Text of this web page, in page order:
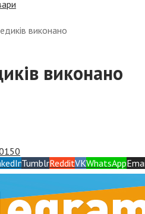
виконано
виконано
0
TumblrRedditVKWhatsApp